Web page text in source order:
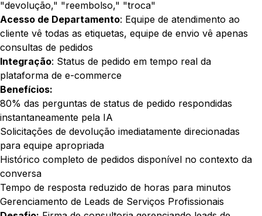
"devolução," "reembolso," "troca"
Acesso de Departamento: Equipe de atendimento ao
cliente vê todas as etiquetas, equipe de envio vê apenas
consultas de pedidos
Integração: Status de pedido em tempo real da
plataforma de e-commerce
Benefícios:
80% das perguntas de status de pedido respondidas
instantaneamente pela IA
Solicitações de devolução imediatamente direcionadas
para equipe apropriada
Histórico completo de pedidos disponível no contexto da
conversa
Tempo de resposta reduzido de horas para minutos
Gerenciamento de Leads de Serviços Profissionais